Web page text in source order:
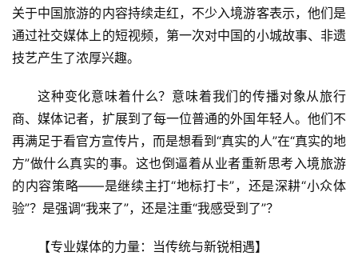
关于中国旅游的内容持续走红，不少入境游客表示，他们是
通过社交媒体上的短视频，第一次对中国的小城故事、非遗
技艺产生了浓厚兴趣。
这种变化意味着什么？意味着我们的传播对象从旅行
商、媒体记者，扩展到了每一位普通的外国年轻人。他们不
再满足于看官方宣传片，而是想看到“真实的人”在“真实的地
方”做什么真实的事。这也倒逼着从业者重新思考入境旅游
的内容策略——是继续主打“地标打卡”，还是深耕“小众体
验”？是强调“我来了”，还是注重“我感受到了”？
【专业媒体的力量：当传统与新锐相遇】